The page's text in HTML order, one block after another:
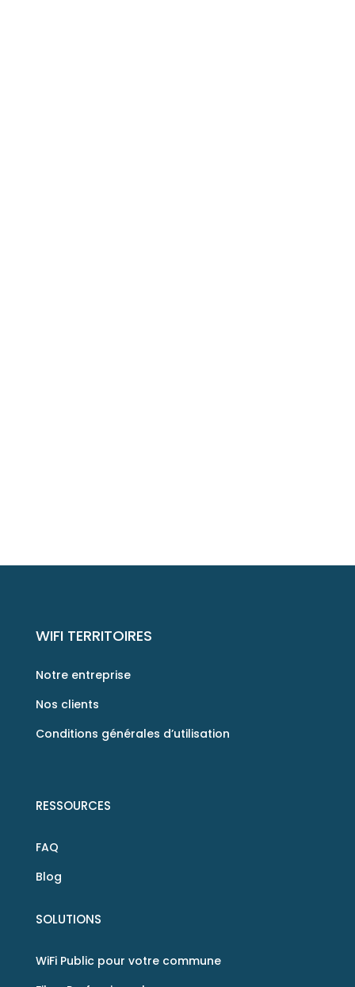
WIFI TERRITOIRES
Notre entreprise
Nos clients
Conditions générales d’utilisation
RESSOURCES
FAQ
Blog
SOLUTIONS
WiFi Public pour votre commune